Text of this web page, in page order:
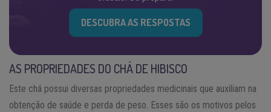
DESCUBRA AS RESPOSTAS
AS PROPRIEDADES DO CHÁ DE HIBISCO
Este chá possui diversas propriedades medicinais que auxiliam na
obtenção de saúde e perda de peso. Esses são os motivos pelos